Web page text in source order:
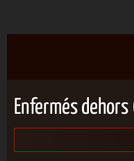
Enfermés